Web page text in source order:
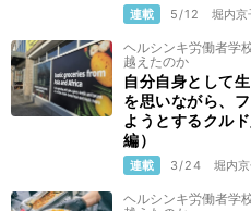
連載 5/12 堀内京
ヘルシンキ労働者学
越えたのか
自分自身として
を思いながら、
ようとするクル
編）
連載 3/24 堀内
ヘルシンキ労働者学